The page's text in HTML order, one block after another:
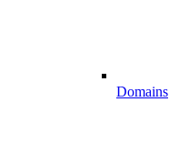
Domains